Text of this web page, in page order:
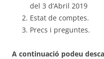
del 3 d’Abril 2019
Estat de comptes.
Precs i preguntes.
A continuació podeu